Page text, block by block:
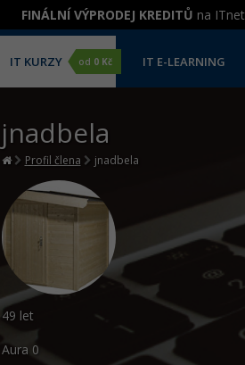
FINÁLNÍ VÝPRODEJ KREDITŮ na
IT KURZY od 0 Kč IT E-LEARNING
jnadbela
Profil člena jnadbela
49 let
Aura 0